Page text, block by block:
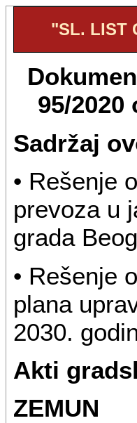
"SL. LIST
95/
Sadržaj
• Rešenje
prevoza u
grada
• Rešenje
plana
2030.
Akti
ZEMUN